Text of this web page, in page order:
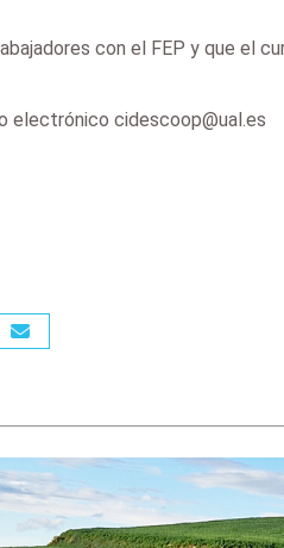
con el FEP y que el
electrónico cidescoop@ual.es